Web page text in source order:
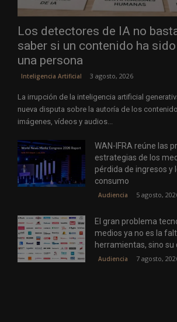
Los detectores de IA no
saber si un contenido ha
una persona
Inteligencia Artificial 3 agosto, 2026
La irrupción de la inteligencia artificial
nueva disputa sobre la autoría de los
imágenes, vídeos y audios...
WAN-IFRA reúne las
estrategias de los
pérdida de ingresos y
consumo
Audiencia 5 agosto,
El gran problema
medios ya no es la
herramientas, sino su
Audiencia 7 agosto,